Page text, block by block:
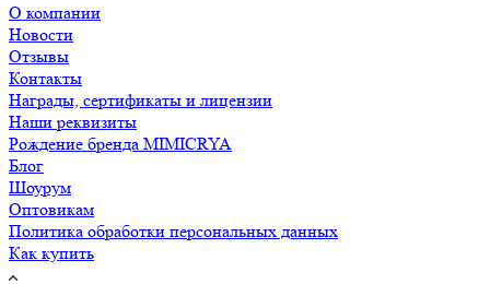
О компании
Новости
Отзывы
Контакты
Награды, сертификаты и лицензии
Наши реквизиты
Рождение бренда MIMICRYA
Блог
Шоурум
Оптовикам
Политика обработки персональных данных
Как купить